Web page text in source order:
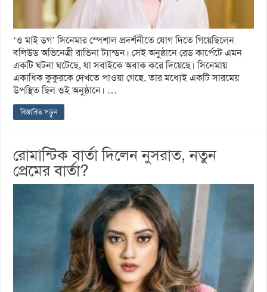
‘ও মাই ডগ’ সিনেমার স্পেশাল প্রদর্শনীতে যোগ দিতে গিয়েছিলেন
বলিউড অভিনেত্রী রাভিনা ট্যান্ডন। সেই অনুষ্ঠানে রেড কার্পেটে এমন
একটি ঘটনা ঘটেছে, যা সবাইকে অবাক করে দিয়েছে। সিনেমায়
একাধিক কুকুরকে দেখতে পাওয়া গেছে, তার মধ্যেই একটি সারমেয়
উপস্থিত ছিল ওই অনুষ্ঠানে। …
বিস্তারিত পড়ুন
রোমান্টিক বার্তা দিলেন নুসরাত, নতুন
প্রেমের বার্তা?